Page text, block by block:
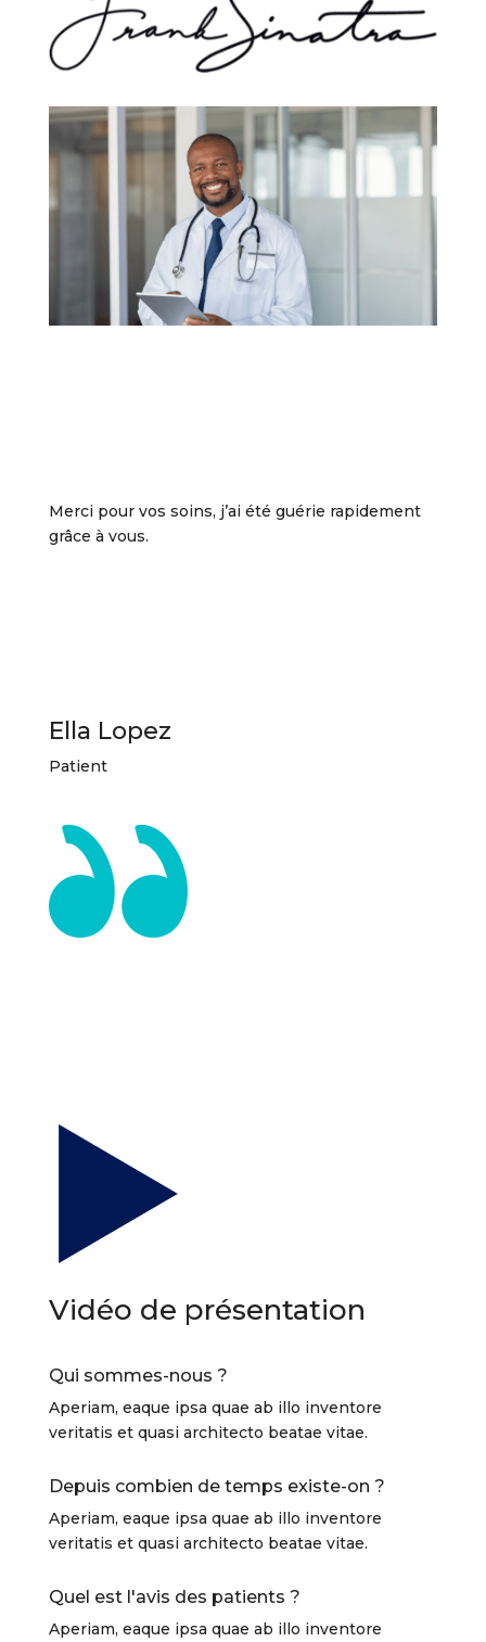
Merci pour vos soins, j’ai été guérie rapidement
grâce à vous.
Ella Lopez
Patient
Vidéo de présentation
Qui sommes-nous ?
Aperiam, eaque ipsa quae ab illo inventore
veritatis et quasi architecto beatae vitae.
Depuis combien de temps existe-on ?
Aperiam, eaque ipsa quae ab illo inventore
veritatis et quasi architecto beatae vitae.
Quel est l'avis des patients ?
Aperiam, eaque ipsa quae ab illo inventore